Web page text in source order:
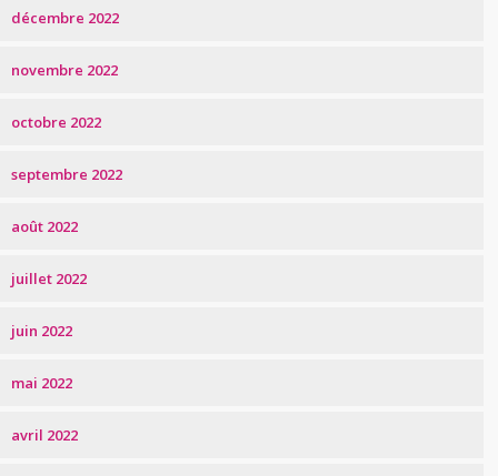
décembre 2022
novembre 2022
octobre 2022
septembre 2022
août 2022
juillet 2022
juin 2022
mai 2022
avril 2022